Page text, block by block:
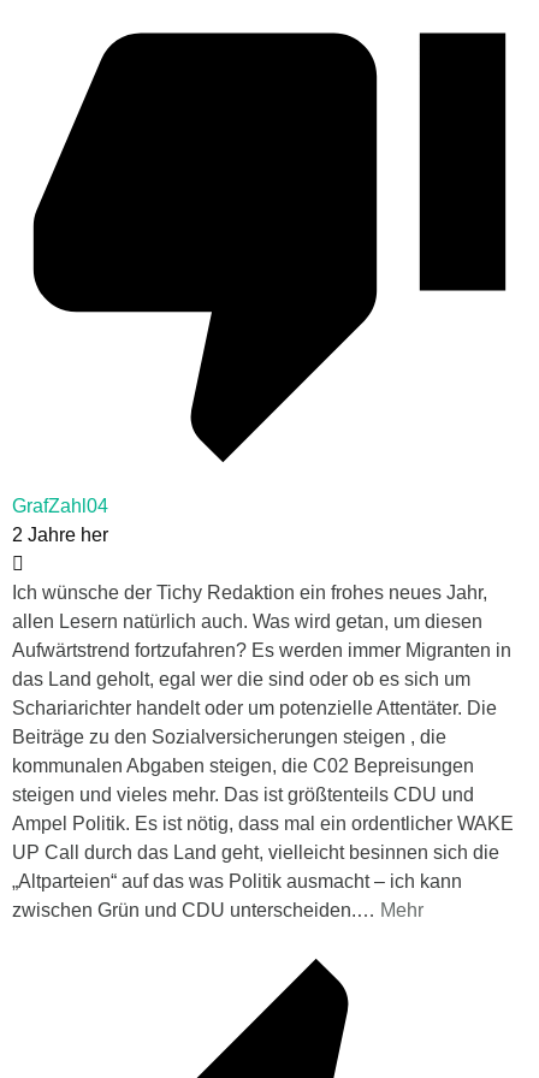
GrafZahl04
2 Jahre her
Ich wünsche der Tichy Redaktion ein frohes neues Jahr,
allen Lesern natürlich auch. Was wird getan, um diesen
Aufwärtstrend fortzufahren? Es werden immer Migranten in
das Land geholt, egal wer die sind oder ob es sich um
Schariarichter handelt oder um potenzielle Attentäter. Die
Beiträge zu den Sozialversicherungen steigen , die
kommunalen Abgaben steigen, die C02 Bepreisungen
steigen und vieles mehr. Das ist größtenteils CDU und
Ampel Politik. Es ist nötig, dass mal ein ordentlicher WAKE
UP Call durch das Land geht, vielleicht besinnen sich die
„Altparteien“ auf das was Politik ausmacht – ich kann
zwischen Grün und CDU unterscheiden.… Mehr